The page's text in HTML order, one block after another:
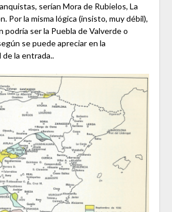
serían Mora de Rubielos, La
Por la misma lógica (insisto, muy débil),
podría ser la Puebla de Valverde o
se puede apreciar en la
de la entrada..